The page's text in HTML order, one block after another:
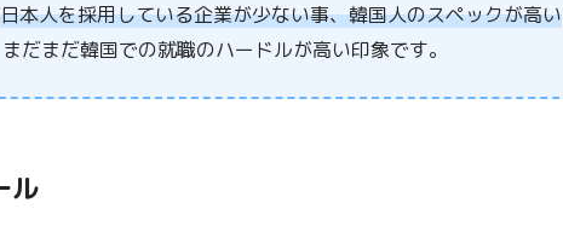
日本人を採用している企業が少ない事、韓国人のスペックが高い
だまだ韓国での就職のハードルが高い印象です。
ル